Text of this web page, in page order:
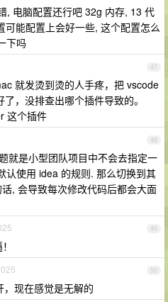
, 电脑配置还行吧 32g 内存, 13 代
能配置上会好一些, 这个配置怎么
下吗
47
就发烫到烫的人手疼，把 vscode
，没排查出哪个插件导致的。
这个插件
48
就是小型团队项目中不会去指定一
认使用 idea 的规则. 那么切换到其
, 会导致每次修改代码后都会大面
49
50
，现在感觉是无解的